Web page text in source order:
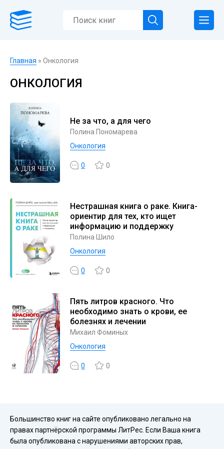
Главная » Онкология
ОНКОЛОГИЯ
Не за что, а для чего
Полина Пономарева
Онкология
0 0
Нестрашная книга о раке. Книга-
ориентир для тех, кто ищет
информацию и поддержку
Полина Шило
Онкология
0 0
Пять литров красного. Что
необходимо знать о крови, ее
болезнях и лечении
Михаил Фоминых
Онкология
0 0
Большинство книг на сайте опубликовано легально на
правах партнёрской программы ЛитРес. Если Ваша книга
была опубликована с нарушениями авторских прав,